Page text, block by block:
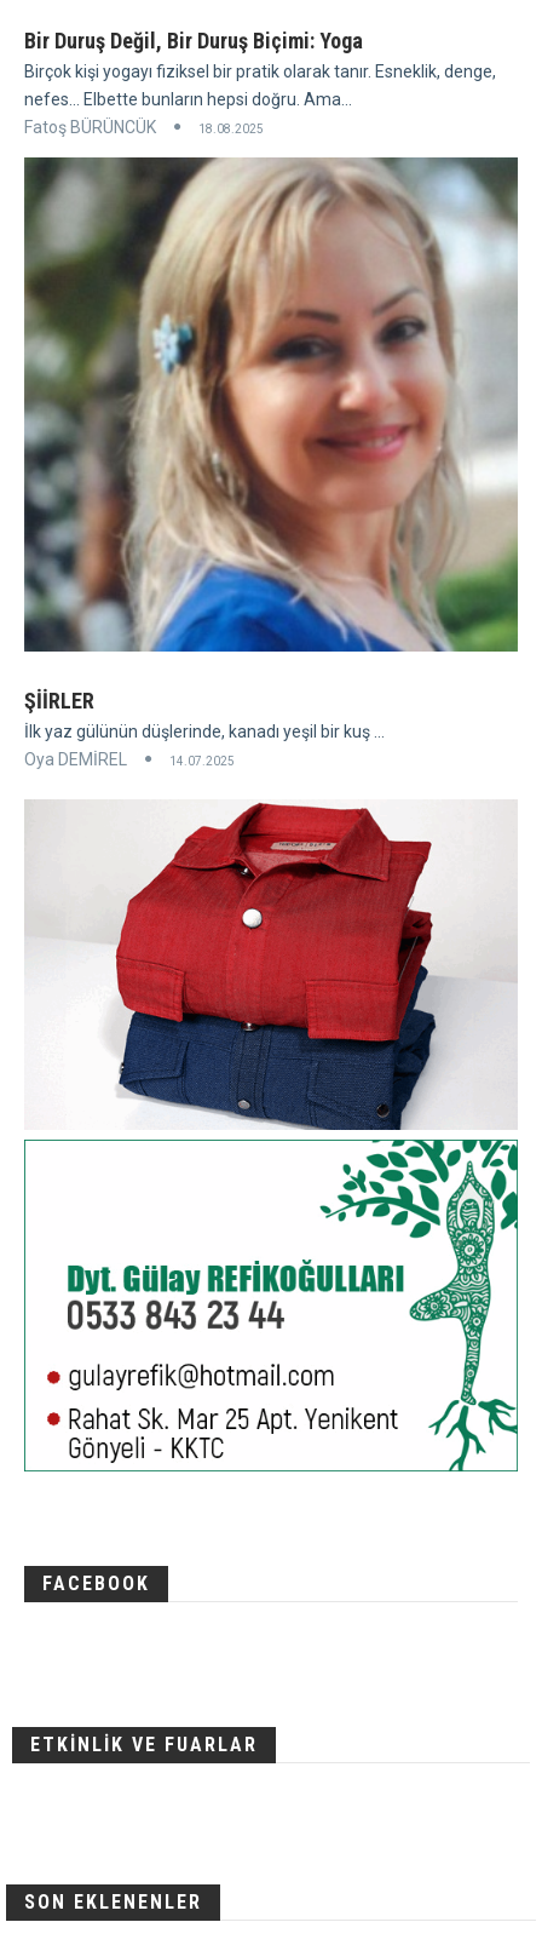
Bir Duruş Değil, Bir Duruş Biçimi: Yoga
Birçok kişi yogayı fiziksel bir pratik olarak tanır. Esneklik, denge,
nefes... Elbette bunların hepsi doğru. Ama...
Fatoş BÜRÜNCÜK
18.08.2025
ŞİİRLER
İlk yaz gülünün düşlerinde, kanadı yeşil bir kuş ...
Oya DEMİREL
14.07.2025
FACEBOOK
ETKİNLİK VE FUARLAR
SON EKLENENLER